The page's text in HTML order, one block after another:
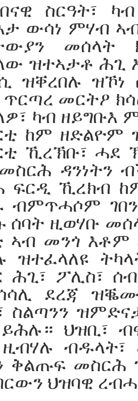
ስርዓት፣
ውሳነ ምሃብ
መሰላት
ዝተኣታቶ ሕጊ
ዝቐረበሉ
ጥርጣረ መርትዖ
ካብ ዘይግቡእ
ከም ዘድልዮም
ኺረኽቡ፣ ሓደ
መስርሕ ዳንነትን
ፍርዲ ኺረክብ
ብምጥሓሶም
ሰባት ዚወሃቡ
ኣብ መንጎ እቶም
ዝተፈላለዩ
ሕጊ፣ ፖሊስ፣
ደረጃ
ስልጣንን
ህዝቢ፣
ብዱላት፣
ቅልጡፍ መስርሕ
ህዝባዊ